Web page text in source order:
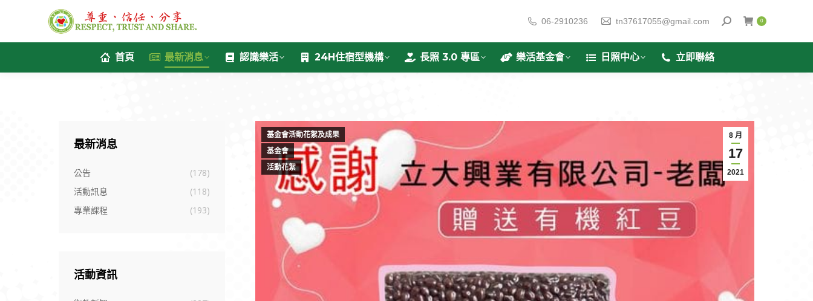
06-2910236 tn37617055@gmail.com 0
首頁 最新消息 認識樂活 24H住宿型機構 長照 3.0 專區 樂活基金會 日照中心 立即聯絡
8 月
17
2021
基金會活動花絮及成果
基金會
活動花絮
最新消息
公告
(178)
活動訊息
(118)
專業課程
(193)
活動資訊